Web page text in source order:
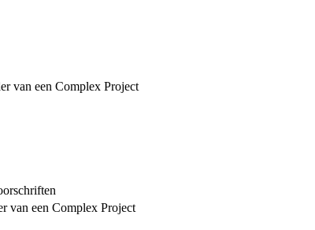
van een Complex Project
van een Complex Project